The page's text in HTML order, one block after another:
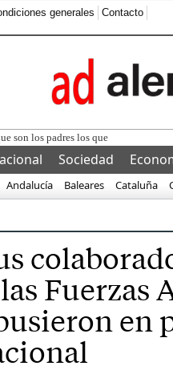
generales Contacto
son los padres los que animan a los
Sociedad
Andalucía Baleares Cataluña
Fuerzas
en